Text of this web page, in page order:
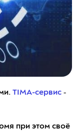
TIMA-сервис ‑
при этом своё